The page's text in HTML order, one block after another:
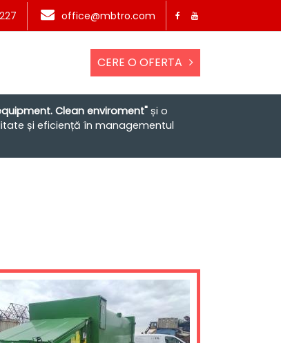
office@mbtro.com
CERE O OFERTA
Clean enviroment" și o
și eficiență în managementul